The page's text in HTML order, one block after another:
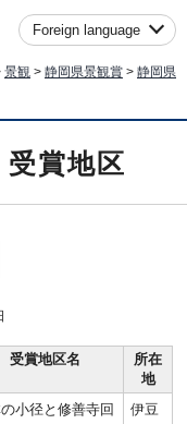
Foreign language
景観 > 静岡県景観賞 > 静岡県
賞地区
受賞地区名
所在
地
小径と修善寺回
伊豆